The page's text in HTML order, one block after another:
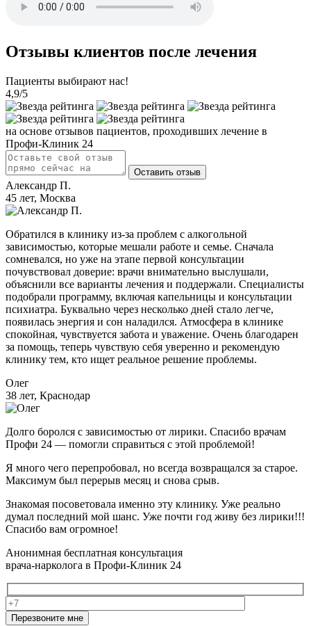
Отзывы клиентов после лечения
Пациенты выбирают нас!
4,9/5
на основе отзывов пациентов, проходивших лечение в
Профи-Клиник 24
Оставить отзыв
Александр П.
45 лет, Москва
Обратился в клинику из-за проблем с алкогольной
зависимостью, которые мешали работе и семье. Сначала
сомневался, но уже на этапе первой консультации
почувствовал доверие: врачи внимательно выслушали,
объяснили все варианты лечения и поддержали. Специалисты
подобрали программу, включая капельницы и консультации
психиатра. Буквально через несколько дней стало легче,
появилась энергия и сон наладился. Атмосфера в клинике
спокойная, чувствуется забота и уважение. Очень благодарен
за помощь, теперь чувствую себя уверенно и рекомендую
клинику тем, кто ищет реальное решение проблемы.
Олег
38 лет, Краснодар
Долго боролся с зависимостью от лирики. Спасибо врачам
Профи 24 — помогли справиться с этой проблемой!
Я много чего перепробовал, но всегда возвращался за старое.
Максимум был перерыв месяц и снова срыв.
Знакомая посоветовала именно эту клинику. Уже реально
думал последний мой шанс. Уже почти год живу без лирики!!!
Спасибо вам огромное!
Анонимная бесплатная консультация
врача-нарколога в Профи-Клиник 24
Перезвоните мне